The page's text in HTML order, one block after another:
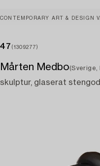
CONTEMPORARY ART & DESIGN
47 (1309277)
Mårten Medbo(Sverige,
skulptur, glaserat